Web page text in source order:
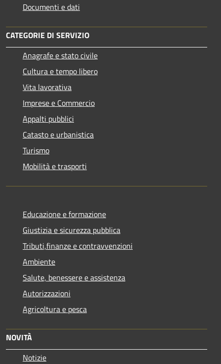
Documenti e dati
CATEGORIE DI SERVIZIO
Anagrafe e stato civile
Cultura e tempo libero
Vita lavorativa
Imprese e Commercio
Appalti pubblici
Catasto e urbanistica
Turismo
Mobilità e trasporti
Educazione e formazione
Giustizia e sicurezza pubblica
Tributi,finanze e contravvenzioni
Ambiente
Salute, benessere e assistenza
Autorizzazioni
Agricoltura e pesca
NOVITÀ
Notizie